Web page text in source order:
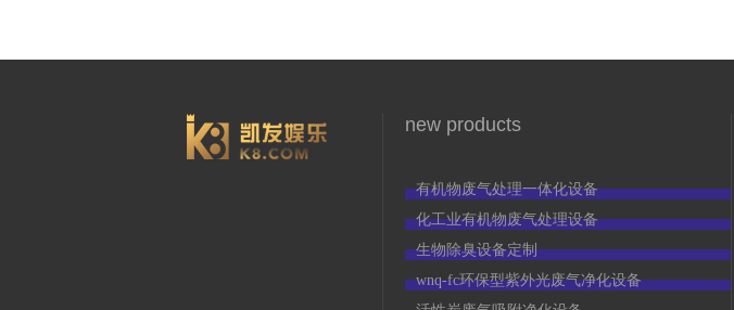
new products
有机物废气处理一体化设备
化工业有机物废气处理设备
生物除臭设备定制
wnq-fc环保型紫外光废气净化设备